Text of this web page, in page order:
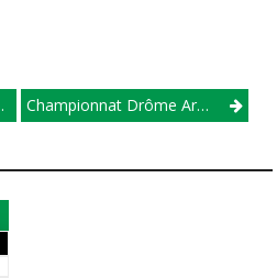
Championnat Drôme Ardèche Aviron Indoor 2017